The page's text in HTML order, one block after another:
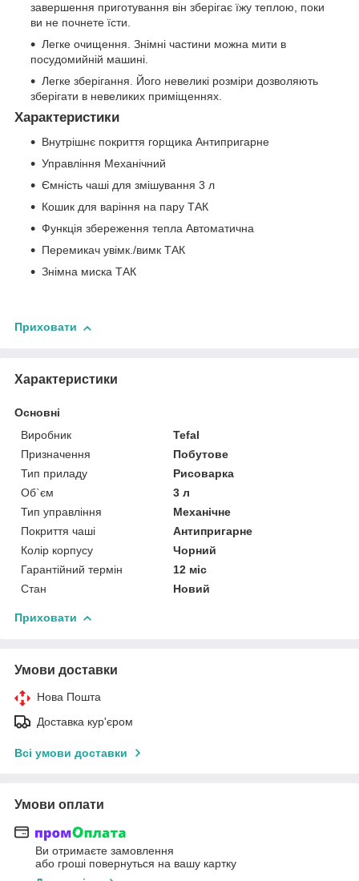
завершення приготування він зберігає їжу теплою, поки
ви не почнете їсти.
Легке очищення. Знімні частини можна мити в
посудомийній машині.
Легке зберігання. Його невеликі розміри дозволяють
зберігати в невеликих приміщеннях.
Характеристики
Внутрішнє покриття горщика Антипригарне
Управління Механічний
Ємність чаші для змішування 3 л
Кошик для варіння на пару ТАК
Функція збереження тепла Автоматична
Перемикач увімк./вимк ТАК
Знімна миска ТАК
Приховати
Характеристики
Основні
Виробник
Tefal
Призначення
Побутове
Тип приладу
Рисоварка
Об`єм
3 л
Тип управління
Механічне
Покриття чаші
Антипригарне
Колір корпусу
Чорний
Гарантійний термін
12 міс
Стан
Новий
Приховати
Умови доставки
Нова Пошта
Доставка кур'єром
Всі умови доставки
Умови оплати
Ви отримаєте замовлення
або гроші повернуться на вашу картку